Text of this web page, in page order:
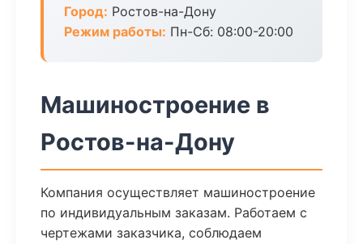
Город: Ростов-на-Дону
Режим работы: Пн-Сб: 08:00-20:00
Машиностроение в
Ростов-на-Дону
Компания осуществляет машиностроение
по индивидуальным заказам. Работаем с
чертежами заказчика, соблюдаем